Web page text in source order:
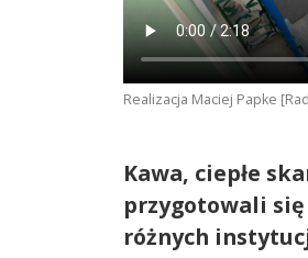
Realizacja Maciej Papke
Kawa, ciepłe
przygotowali
różnych